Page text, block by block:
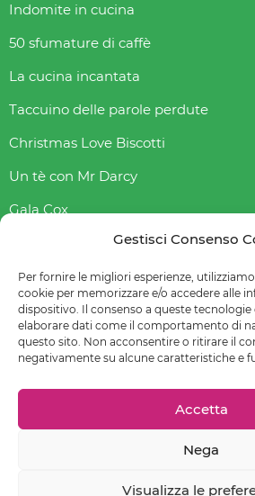
Gestisci Consenso
Per fornire le migliori esperienze,
cookie per memorizzare e/o accedere alle
dispositivo. Il consenso a queste
elaborare dati come il comportamento di
questo sito. Non acconsentire o ritirare il
negativamente su alcune caratteristiche e
Accetta
Nega
Visualizza le
Indomite in cucina
50 sfumature di caffè
La cucina incantata
Taccuino delle parole perdute
Christmas Love Biscotti
Un tè con Mr Darcy
Gala Cox
Indice gliceAmico
Abbasso l’indice glicemico
© 2022-2023 Raffaella Fenoglio – La mia
raffaellafenoglio@yahoo.it